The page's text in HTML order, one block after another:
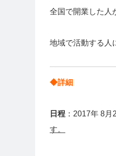
全国で開業した人
地域で活動する人
◆詳細
日程 ：2017年 8
す。